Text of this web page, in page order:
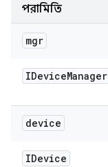
পরামিতি
mgr
IDeviceManager
device
IDevice